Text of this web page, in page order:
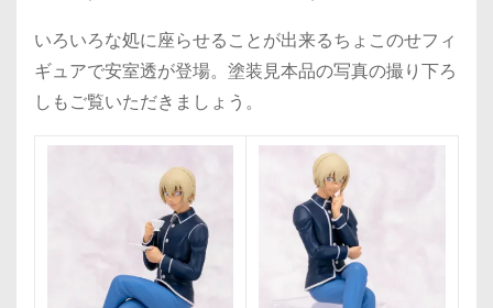
いろいろな処に座らせることが出来るちょこのせフィ
ギュアで安室透が登場。塗装見本品の写真の撮り下ろ
しもご覧いただきましょう。